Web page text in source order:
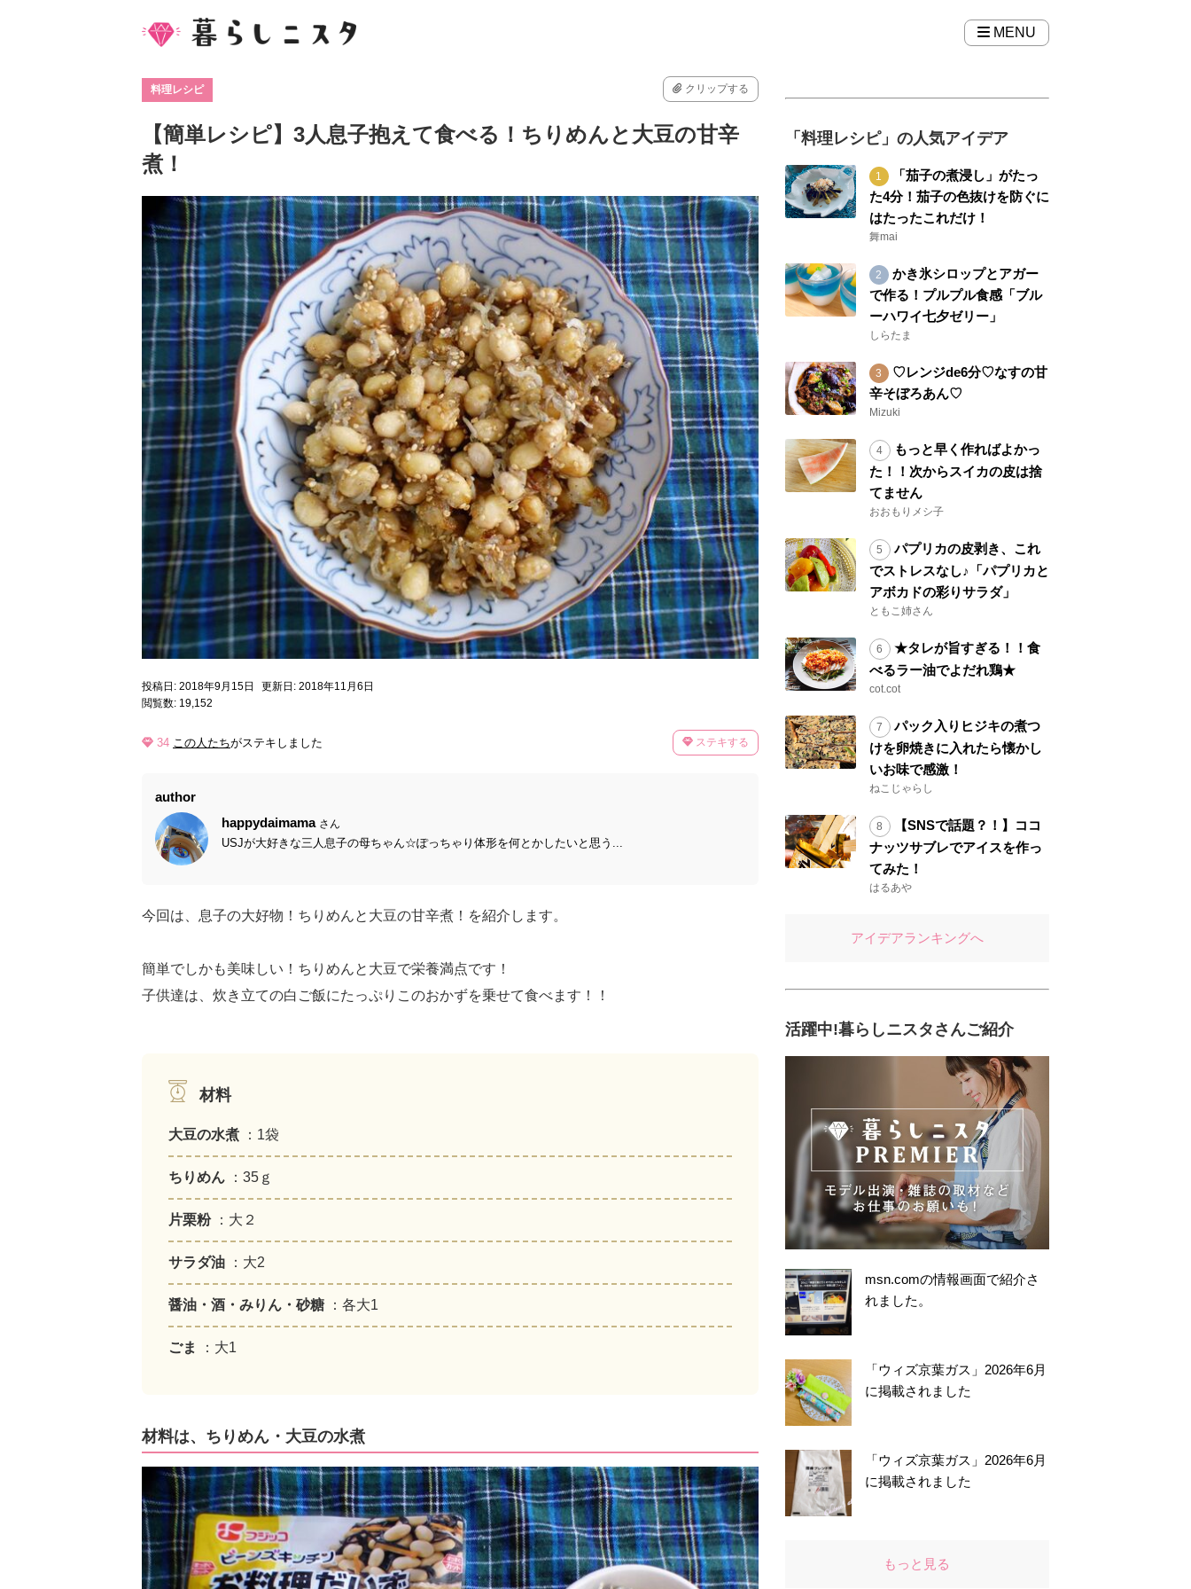
MENU
料理レシピ クリップする
【簡単レシピ】3人息子抱えて食べる！ちりめんと大豆の甘辛
煮！
投稿日: 2018年9月15日
更新日: 2018年11月6日
閲覧数: 19,152
34 この人たちがステキしました ステキする
author
happydaimama さん
USJが大好きな三人息子の母ちゃん☆ぽっちゃり体形を何とかしたいと思う...
今回は、息子の大好物！ちりめんと大豆の甘辛煮！を紹介します。
簡単でしかも美味しい！ちりめんと大豆で栄養満点です！
子供達は、炊き立ての白ご飯にたっぷりこのおかずを乗せて食べます！！
材料
大豆の水煮 ：1袋
ちりめん ：35ｇ
片栗粉 ：大２
サラダ油 ：大2
醤油・酒・みりん・砂糖 ：各大1
ごま ：大1
材料は、ちりめん・大豆の水煮
「料理レシピ」の人気アイデア
「茄子の煮浸し」がたっ
た4分！茄子の色抜けを防ぐに
はたったこれだけ！
舞mai
かき氷シロップとアガー
で作る！プルプル食感「ブル
ーハワイ七夕ゼリー」
しらたま
♡レンジde6分♡なすの甘
辛そぼろあん♡
Mizuki
もっと早く作ればよかっ
た！！次からスイカの皮は捨
てません
おおもりメシ子
パプリカの皮剥き、これ
でストレスなし♪「パプリカと
アボカドの彩りサラダ」
ともこ姉さん
★タレが旨すぎる！！食
べるラー油でよだれ鶏★
cot.cot
パック入りヒジキの煮つ
けを卵焼きに入れたら懐かし
いお味で感激！
ねこじゃらし
【SNSで話題？！】ココ
ナッツサブレでアイスを作っ
てみた！
はるあや
アイデアランキングへ
活躍中!暮らしニスタさんご紹介
msn.comの情報画面で紹介さ
れました。
「ウィズ京葉ガス」2026年6月
に掲載されました
「ウィズ京葉ガス」2026年6月
に掲載されました
もっと見る